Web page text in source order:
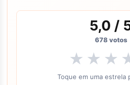
5,0 /
678votos
★ ★ ★
Toque em uma estrela